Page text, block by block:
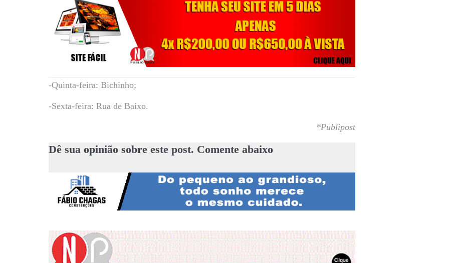
-Quinta-feira: Bichinho;
-Sexta-feira: Rua de Baixo.
*Publipost
Dê sua opinião sobre este post. Comente abaixo